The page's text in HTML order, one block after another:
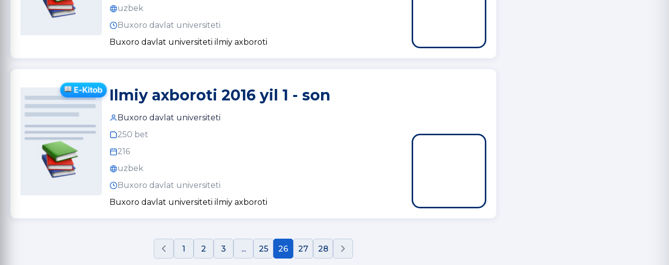
uzbek
Buxoro davlat universiteti
Buxoro davlat universiteti ilmiy axboroti
Ilmiy axboroti 2016 yil 1 - son
Buxoro davlat universiteti
250 bet
216
uzbek
Buxoro davlat universiteti
Buxoro davlat universiteti ilmiy axboroti
1 2 3 ... 25 26 27 28